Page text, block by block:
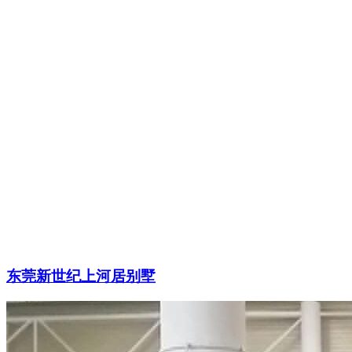
东莞新世纪上河居别墅